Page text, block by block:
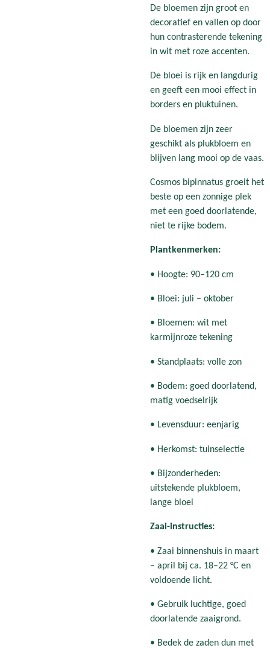
De bloemen zijn groot en
decoratief en vallen op door
hun contrasterende tekening
in wit met roze accenten.
De bloei is rijk en langdurig
en geeft een mooi effect in
borders en pluktuinen.
De bloemen zijn zeer
geschikt als plukbloem en
blijven lang mooi op de vaas.
Cosmos bipinnatus groeit het
beste op een zonnige plek
met een goed doorlatende,
niet te rijke bodem.
Plantkenmerken:
• Hoogte: 90–120 cm
• Bloei: juli – oktober
• Bloemen: wit met
karmijnroze tekening
• Standplaats: volle zon
• Bodem: goed doorlatend,
matig voedselrijk
• Levensduur: eenjarig
• Herkomst: tuinselectie
• Bijzonderheden:
uitstekende plukbloem,
lange bloei
Zaai-instructies:
• Zaai binnenshuis in maart
– april bij ca. 18–22 °C en
voldoende licht.
• Gebruik luchtige, goed
doorlatende zaaigrond.
• Bedek de zaden dun met